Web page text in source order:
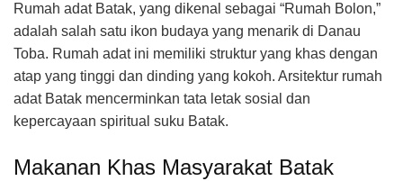
Rumah adat Batak, yang dikenal sebagai “Rumah Bolon,”
adalah salah satu ikon budaya yang menarik di Danau
Toba. Rumah adat ini memiliki struktur yang khas dengan
atap yang tinggi dan dinding yang kokoh. Arsitektur rumah
adat Batak mencerminkan tata letak sosial dan
kepercayaan spiritual suku Batak.
Makanan Khas Masyarakat Batak